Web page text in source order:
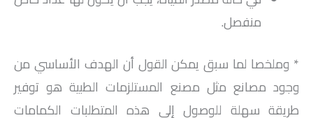
منفصل.
* وملخصا لما سبق يمكن القول أن الهدف الأساسي من
وجود مصانع مثل مصنع المستلزمات الطبية هو توفير
طريقة سهلة للوصول إلى هذه المتطلبات الكمامات